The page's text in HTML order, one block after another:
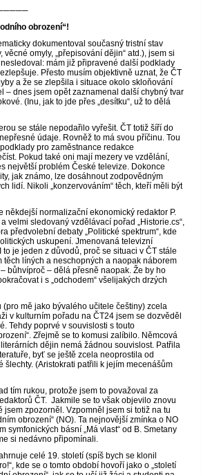
obrození“!
dokumentoval současný tristní stav
omyly, „přepisování dějin“ atd.), jsem si
mám již připravené další podklady
Přesto musím objektivně uznat, že ČT
a že se zlepšila i situace okolo skloňování
– dnes jsem opět zaznamenal další chybný tvar
(Inu, jak to jde přes „desítku“, už to dělá
se stále nepodařilo vyřešit. ČT totiž šíří do
údaje. Rovněž to má svou příčinu. Tou
pro zaměstnance redakce
Pokud také oni mají mezery ve vzdělání,
největší problém České televize. Dokonce
jak známo, lze dosáhnout zodpovědným
lidí. Nikoli „konzervováním“ těch, kteří měli být
někdejší normalizační ekonomický redaktor P.
velmi sledovaný vzdělávací pořad „Historie.cs“,
předvolební debaty „Politické spektrum“, kde
uskupení. Jmenovaná televizní
je jeden z důvodů, proč se situaci v ČT stále
líných a neschopných a naopak náborem
bůhvíproč – dělá přesně naopak. Že by ho
i s „odchodem“ všelijakých drzých
mě jako bývalého učitele češtiny) zcela
v kulturním pořadu na ČT24 jsem se dozvěděl
Tehdy poprvé v souvislosti s touto
Zřejmě se to komusi zalíbilo. Němcová
dějin nemá žádnou souvislost. Patřila
byť se ještě zcela neoprostila od
(Aristokrati patřili k jejím mecenášům
tím rukou, protože jsem to považoval za
ČT. Jakmile se to však objevilo znovu
zpozorněl. Vzpomněl jsem si totiž na tu
obrození“ (NO). Ta nejnovější zmínka o NO
symfonických básní „Má vlast“ od B. Smetany
si nedávno připomínali.
celé 19. století (spíš bych se klonil
kde se o tomto období hovoří jako o „století